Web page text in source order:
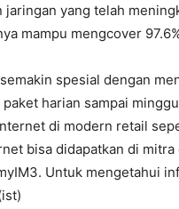
yang telah
mampu mengcover
spesial dengan
harian sampai
di modern retail
bisa didapatkan di
Untuk mengetahui